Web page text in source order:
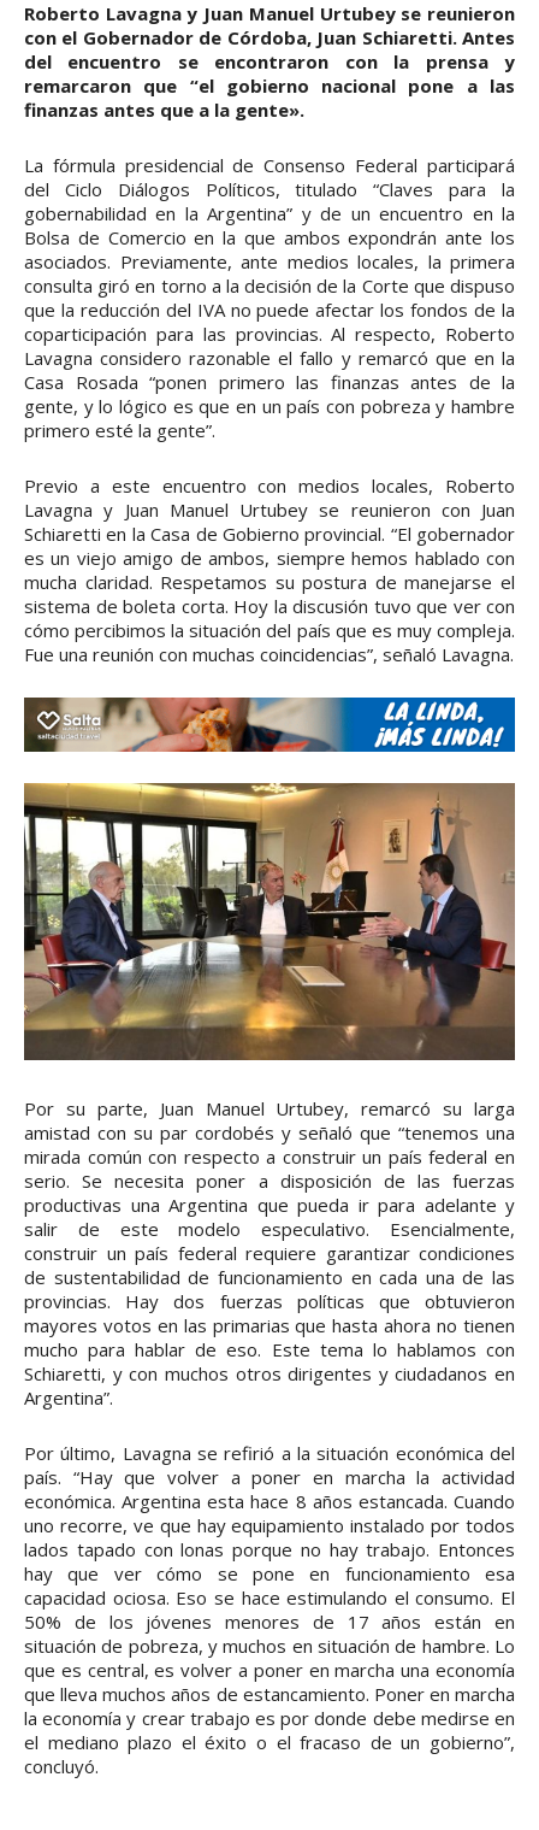
Roberto Lavagna y Juan Manuel Urtubey se reunieron
con el Gobernador de Córdoba, Juan Schiaretti. Antes
del encuentro se encontraron con la prensa y
remarcaron que “el gobierno nacional pone a las
finanzas antes que a la gente».
La fórmula presidencial de Consenso Federal participará
del Ciclo Diálogos Políticos, titulado “Claves para la
gobernabilidad en la Argentina” y de un encuentro en la
Bolsa de Comercio en la que ambos expondrán ante los
asociados. Previamente, ante medios locales, la primera
consulta giró en torno a la decisión de la Corte que dispuso
que la reducción del IVA no puede afectar los fondos de la
coparticipación para las provincias. Al respecto, Roberto
Lavagna considero razonable el fallo y remarcó que en la
Casa Rosada “ponen primero las finanzas antes de la
gente, y lo lógico es que en un país con pobreza y hambre
primero esté la gente”.
Previo a este encuentro con medios locales, Roberto
Lavagna y Juan Manuel Urtubey se reunieron con Juan
Schiaretti en la Casa de Gobierno provincial. “El gobernador
es un viejo amigo de ambos, siempre hemos hablado con
mucha claridad. Respetamos su postura de manejarse el
sistema de boleta corta. Hoy la discusión tuvo que ver con
cómo percibimos la situación del país que es muy compleja.
Fue una reunión con muchas coincidencias”, señaló Lavagna.
Por su parte, Juan Manuel Urtubey, remarcó su larga
amistad con su par cordobés y señaló que “tenemos una
mirada común con respecto a construir un país federal en
serio. Se necesita poner a disposición de las fuerzas
productivas una Argentina que pueda ir para adelante y
salir de este modelo especulativo. Esencialmente,
construir un país federal requiere garantizar condiciones
de sustentabilidad de funcionamiento en cada una de las
provincias. Hay dos fuerzas políticas que obtuvieron
mayores votos en las primarias que hasta ahora no tienen
mucho para hablar de eso. Este tema lo hablamos con
Schiaretti, y con muchos otros dirigentes y ciudadanos en
Argentina”.
Por último, Lavagna se refirió a la situación económica del
país. “Hay que volver a poner en marcha la actividad
económica. Argentina esta hace 8 años estancada. Cuando
uno recorre, ve que hay equipamiento instalado por todos
lados tapado con lonas porque no hay trabajo. Entonces
hay que ver cómo se pone en funcionamiento esa
capacidad ociosa. Eso se hace estimulando el consumo. El
50% de los jóvenes menores de 17 años están en
situación de pobreza, y muchos en situación de hambre. Lo
que es central, es volver a poner en marcha una economía
que lleva muchos años de estancamiento. Poner en marcha
la economía y crear trabajo es por donde debe medirse en
el mediano plazo el éxito o el fracaso de un gobierno”,
concluyó.